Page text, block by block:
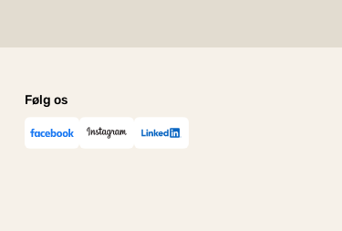
Følg os